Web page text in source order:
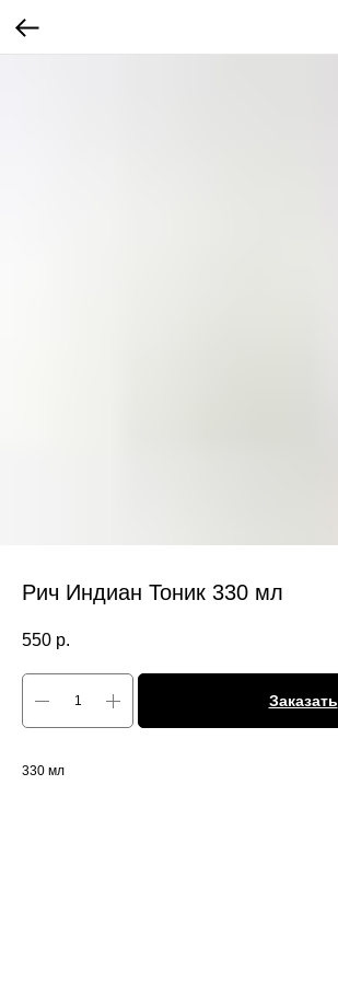
Рич Индиан Тоник 330 мл
550 р.
Заказать
330 мл